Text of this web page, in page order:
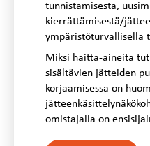
tunnistamisesta,
kierrättämisestä/
ympäristöturvallisella
Miksi haitta-aineita
sisältävien jätteiden
korjaamisessa on
omistajalla on